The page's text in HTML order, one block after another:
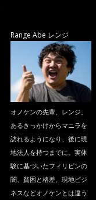
Range Abe レンジ
オノケンの先輩、レンジ。
あるきっかけからマニラを
訪れるようになり、後に現
地法人を持つまでに。実体
験に基づいたフィリピンの
闇、貧困と格差、現地ビジ
ネスなどオノケンとは違う